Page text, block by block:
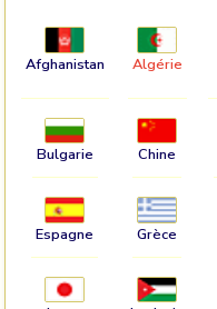
Afghanistan Algérie
Bulgarie Chine
Espagne Grèce